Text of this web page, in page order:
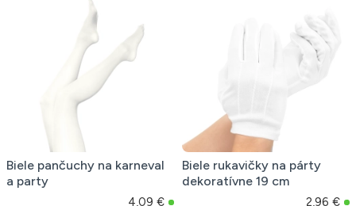
Biele pančuchy na karneval
a party
4,09 €
Biele rukavičky na párty
dekoratívne 19 cm
2,96 €